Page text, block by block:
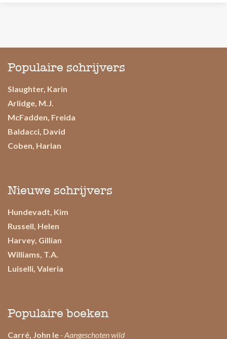
Populaire schrijvers
Slaughter, Karin
Arlidge, M.J.
McFadden, Freida
Baldacci, David
Coben, Harlan
Nieuwe schrijvers
Hundevadt, Kim
Russell, Helen
Harvey, Gillian
Williams, T.A.
Luiselli, Valeria
Populaire boeken
Carré, John le - Aangeschoten wild